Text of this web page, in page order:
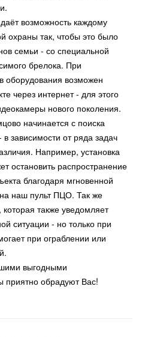
возможность каждому
охраны так, чтобы это было
семьи - со специальной
брелока. При
оборудования возможен
через интернет - для этого
нового поколения.
начинается с поиска
зависимости от ряда задач
Например, установка
остановить распространение
благодаря мгновенной
наш пульт ПЦО. Так же
также уведомляет
ситуации - но только при
при ограблении или
выгодными
приятно обрадуют Вас!